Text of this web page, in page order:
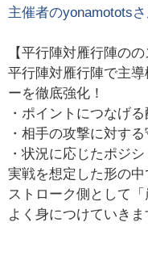
主催者のyonamotots
【平行陣対雁行陣の
平行陣対雁行陣で主
ーを徹底強化！
・ポイントにつなげ
・相手の攻撃に対す
・状況に応じたポジ
実戦を想定した形の中
ストローク側として
よく身につけていきま